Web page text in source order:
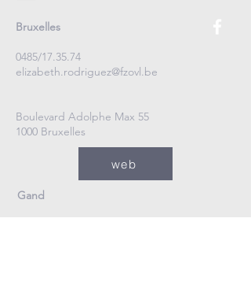
Bruxelles
0485/17.35.74
elizabeth.rodriguez@fzovl.be
Boulevard Adolphe Max 55
1000 Bruxelles
web
Gand